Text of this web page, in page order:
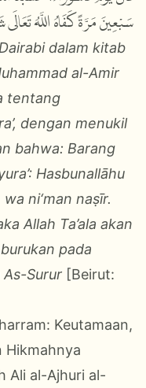
سَبْعِينَ مَرَّةً كَفَاهُ اللَّهُ تَعَالَى
dalam kitab
al-Amir
tentang
dengan menukil
bahwa: Barang
Hasbunallāhu
ni‘man naṣīr.
Allah Ta’ala akan
pada
As-Surur [Beirut:
Keutamaan,
Hikmahnya
Ali al-Ajhuri al-